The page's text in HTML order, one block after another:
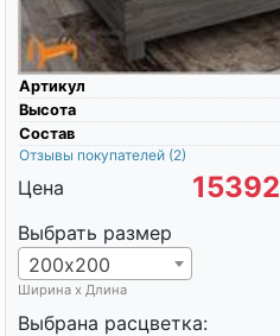
Артикул
Высота
Состав
Отзывы покупателей (2)
Цена 15392
Выбрать размер
200х200
Ширина х Длина
Выбрана расцветка: